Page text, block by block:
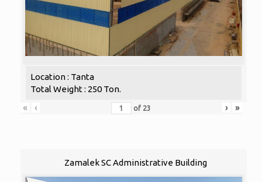
Location : Tanta
Total Weight : 250 Ton.
«
‹ of 23 › »
Zamalek SC Administrative Building